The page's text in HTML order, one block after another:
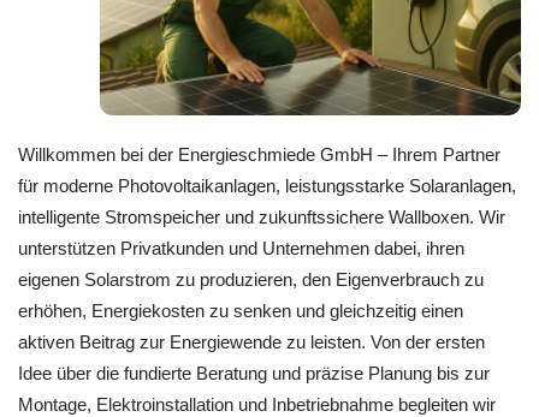
Willkommen bei der Energieschmiede GmbH – Ihrem Partner
für moderne Photovoltaikanlagen, leistungsstarke Solaranlagen,
intelligente Stromspeicher und zukunftssichere Wallboxen. Wir
unterstützen Privatkunden und Unternehmen dabei, ihren
eigenen Solarstrom zu produzieren, den Eigenverbrauch zu
erhöhen, Energiekosten zu senken und gleichzeitig einen
aktiven Beitrag zur Energiewende zu leisten. Von der ersten
Idee über die fundierte Beratung und präzise Planung bis zur
Montage, Elektroinstallation und Inbetriebnahme begleiten wir